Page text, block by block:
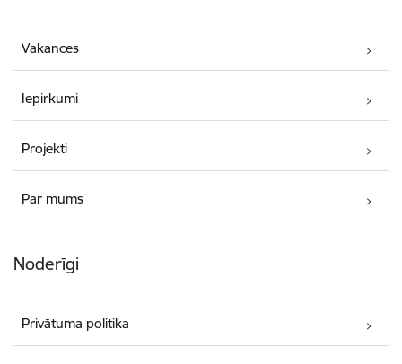
Vakances
Iepirkumi
Projekti
Par mums
Noderīgi
Privātuma politika